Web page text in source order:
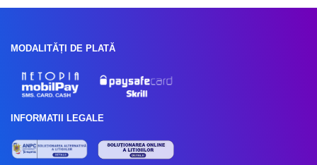
MODALITĂȚI DE PLATĂ
INFORMATII LEGALE